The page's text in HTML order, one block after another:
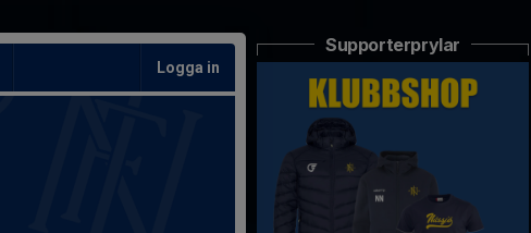
Logga in
Supporterprylar